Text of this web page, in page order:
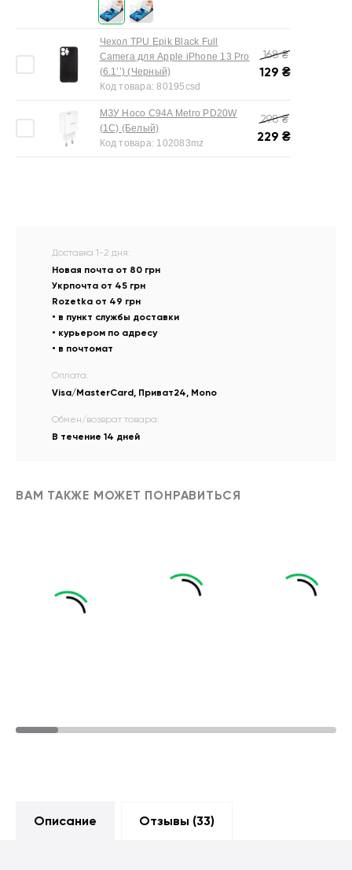
Чехол TPU Epik Black Full
Camera для Apple iPhone 13 Pro
(6.1’’) (Черный)
Код товара:80195csd
168₴
129 ₴
МЗУ Hoco C94A Metro PD20W
(1C) (Белый)
Код товара: 102083mz
298₴
229 ₴
Доставка 1-2 дня:
Новая почта от 80 грн
Укрпочта от 45 грн
Rozetka от 49 грн
• в пункт службы доставки
• курьером по адресу
• в почтомат
Оплата:
Visa/MasterCard, Приват24, Mono
Обмен/возврат товара:
В течение 14 дней
ВАМ ТАКЖЕ МОЖЕТ ПОНРАВИТЬСЯ
Описание Отзывы (33)